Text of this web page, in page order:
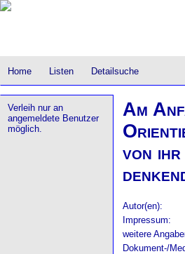
Home Listen Detailsuche
Verleih nur an
angemeldete Benutzer
möglich.
Am
von
Autor(en):
Impressum:
weitere
Dokument-/